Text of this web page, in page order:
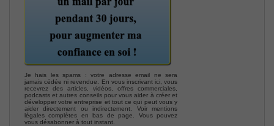
Je hais les spams : votre adresse email ne sera
jamais cédée ni revendue. En vous inscrivant ici, vous
recevrez des articles, vidéos, offres commerciales,
podcasts et autres conseils pour vous aider à créer et
développer votre entreprise et tout ce qui peut vous y
aider directement ou indirectement. Voir mentions
légales complètes en bas de page. Vous pouvez
vous désabonner à tout instant.